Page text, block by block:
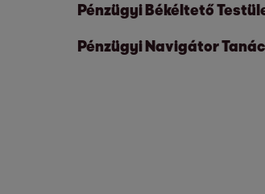
Pénzügyi Békéltető
Pénzügyi Navigátor